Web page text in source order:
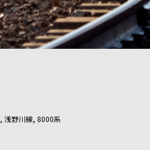
, 浅野川線, 8000系